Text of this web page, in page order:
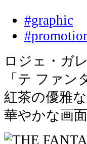
#graphic
ロジェ・ガ
「テ ファ
紅茶の優雅
華やかな画